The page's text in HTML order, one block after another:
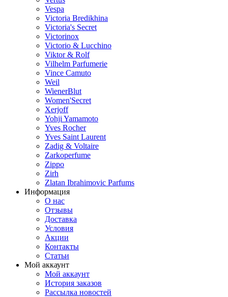
Vespa
Victoria Bredikhina
Victoria's Secret
Victorinox
Victorio & Lucchino
Viktor & Rolf
Vilhelm Parfumerie
Vince Camuto
Weil
WienerBlut
Women'Secret
Xerjoff
Yohji Yamamoto
Yves Rocher
Yves Saint Laurent
Zadig & Voltaire
Zarkoperfume
Zippo
Zirh
Zlatan Ibrahimovic Parfums
Информация
О нас
Отзывы
Доставка
Условия
Aкции
Контакты
Статьи
Мой аккаунт
Мой аккаунт
История заказов
Рассылка новостей